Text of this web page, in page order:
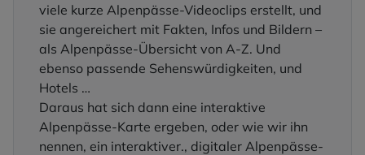
viele kurze Alpenpässe-Videoclips erstellt, und
sie angereichert mit Fakten, Infos und Bildern –
als Alpenpässe-Übersicht von A-Z. Und
ebenso passende Sehenswürdigkeiten, und
Hotels …
Daraus hat sich dann eine interaktive
Alpenpässe-Karte ergeben, oder wie wir ihn
nennen, ein interaktiver., digitaler Alpenpässe-